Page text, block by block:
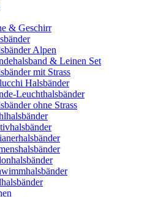
& Geschirr
Alpen
& Leinen Set
mit Strass
Halsbänder
Leuchthalsbänder
ohne Strass